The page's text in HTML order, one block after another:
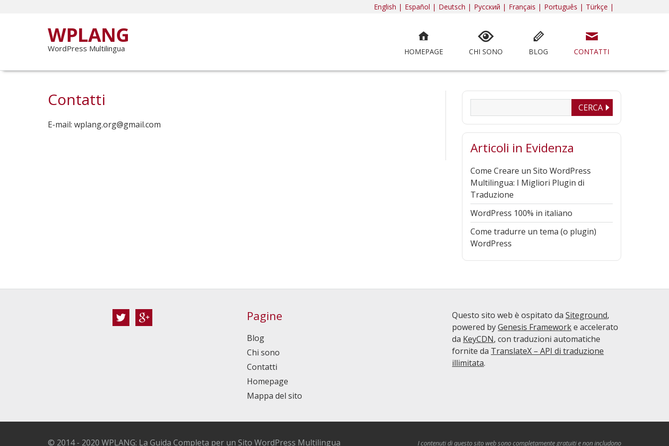
English | Español | Deutsch | Русский | Français | Português | Türkçe |
WPLANG
WordPress Multilingua HOMEPAGE CHI SONO BLOG CONTATTI
Contatti
E-mail: wplang.org@gmail.com
Articoli in Evidenza
Come Creare un Sito WordPress
Multilingua: I Migliori Plugin di
Traduzione
WordPress 100% in italiano
Come tradurre un tema (o plugin)
WordPress
Twitter Pagine
Blog
Chi sono
Contatti
Homepage
Mappa del sito
Questo sito web è ospitato daSiteground,
powered byGenesis Frameworke accelerato
da KeyCDN, con traduzioni automatiche
fornite da TranslateX – API di traduzione
illimitata.
© 2014 - 2020 WPLANG: La Guida Completa per un Sito WordPress Multilingua I contenuti di questo sito web sono completamente gratuiti e non includono